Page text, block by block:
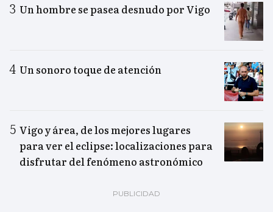
Un hombre se pasea desnudo por Vigo
Un sonoro toque de atención
Vigo y área, de los mejores lugares
para ver el eclipse: localizaciones para
disfrutar del fenómeno astronómico